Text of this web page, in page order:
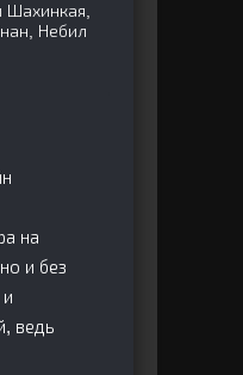
Небил
на
и без
ведь